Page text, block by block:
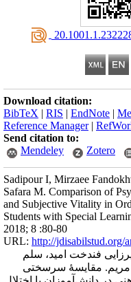
Download citation:
BibTeX | RIS | EndNote |
Reference Manager|
Send citation to:
Mendeley
Zotero
Sadipour I, Mirzaee
Safara M. Comparison of
and Subjective Vitality in
Students with Special
2018; 8 :80-80
URL: http://jdisabilstud.org/
فندخت امید، سلم
مریم. مقایسهٔ سرسختی